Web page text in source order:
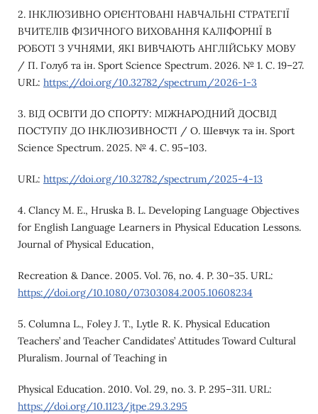
2. ІНКЛЮЗИВНО ОРІЄНТОВАНІ НАВЧАЛЬНІ СТРАТЕГІЇ
ВЧИТЕЛІВ ФІЗИЧНОГО ВИХОВАННЯ КАЛІФОРНІЇ В
РОБОТІ З УЧНЯМИ, ЯКІ ВИВЧАЮТЬ АНГЛІЙСЬКУ МОВУ
/ П. Голуб та ін. Sport Science Spectrum. 2026. № 1. С. 19–27.
URL: https://doi.org/10.32782/spectrum/2026-1-3
3. ВІД ОСВІТИ ДО СПОРТУ: МІЖНАРОДНИЙ ДОСВІД
ПОСТУПУ ДО ІНКЛЮЗИВНОСТІ / O. Шевчук та ін. Sport
Science Spectrum. 2025. № 4. С. 95–103.
URL: https://doi.org/10.32782/spectrum/2025-4-13
4. Clancy M. E., Hruska B. L. Developing Language Objectives
for English Language Learners in Physical Education Lessons.
Journal of Physical Education,
Recreation & Dance. 2005. Vol. 76, no. 4. P. 30–35. URL:
https://doi.org/10.1080/07303084.2005.10608234
5. Columna L., Foley J. T., Lytle R. K. Physical Education
Teachers’ and Teacher Candidates’ Attitudes Toward Cultural
Pluralism. Journal of Teaching in
Physical Education. 2010. Vol. 29, no. 3. P. 295–311. URL:
https://doi.org/10.1123/jtpe.29.3.295